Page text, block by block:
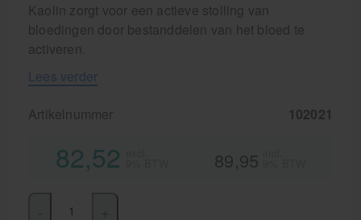
Kaolin zorgt voor een actieve stolling van
bloedingen door bestanddelen van het bloed te
activeren.
Lees verder
Artikelnummer 102021
82,52 89,95